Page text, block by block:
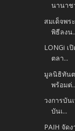
นานาช
สมเด็จพร
พิธีลงน
LONGi
ตลา...
มูลนิธิทัน
พร้อมต่
วงการบัน
บันเ...
PAIH จัด